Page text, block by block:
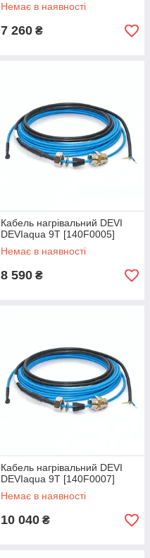
Немає в наявності
7 260 ₴
Кабель нагрівальний DEVI
DEVIaqua 9T [140F0005]
Немає в наявності
8 590 ₴
Кабель нагрівальний DEVI
DEVIaqua 9T [140F0007]
Немає в наявності
10 040 ₴